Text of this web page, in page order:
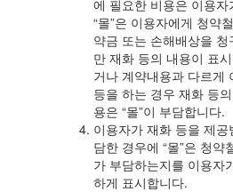
에 필요한 비용은 이용자
“몰”은 이용자에게 청약
약금 또는 손해배상을
만 재화 등의 내용이 표
거나 계약내용과 다르게
등을 하는 경우 재화 등
용은 “몰”이 부담합니다.
이용자가 재화 등을 제
담한 경우에 “몰”은 청약
가 부담하는지를 이용자
하게 표시합니다.